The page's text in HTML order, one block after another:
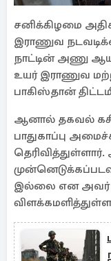
சனிக்கிழமை
இராணுவ
நாட்டின் அணு
உயர் இராணுவ
பாகிஸ்தான்
ஆனால் தகவல்
பாதுகாப்பு
இல்லை என அவர்